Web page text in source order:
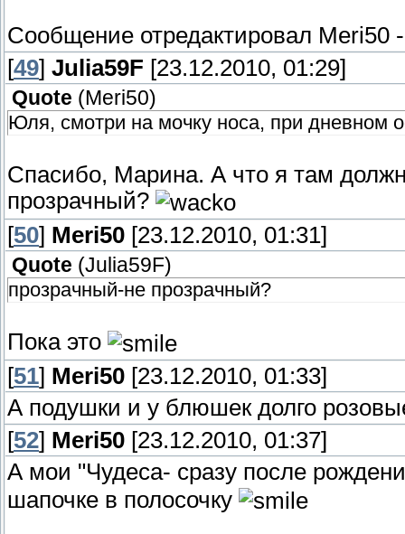
Сообщение отредактировал Meri50
[49] Julia59F [23.12.2010, 01:29]
Quote (Meri50)
Юля, смотри на мочку носа, при дневном
Спасибо, Марина. А что я там
прозрачный?
[50] Meri50 [23.12.2010, 01:31]
Quote (Julia59F)
прозрачный-не прозрачный?
Пока это
[51] Meri50 [23.12.2010, 01:33]
А подушки и у блюшек долго
[52] Meri50 [23.12.2010, 01:37]
А мои "Чудеса- сразу после
шапочке в полосочку